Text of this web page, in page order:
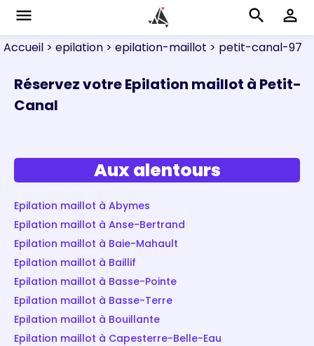
menu search perm_identity
Accueil > epilation > epilation-maillot > petit-canal-97
Réservez votre Epilation maillot à Petit-
Canal
Aux alentours
Epilation maillot à Abymes
Epilation maillot à Anse-Bertrand
Epilation maillot à Baie-Mahault
Epilation maillot à Baillif
Epilation maillot à Basse-Pointe
Epilation maillot à Basse-Terre
Epilation maillot à Bouillante
Epilation maillot à Capesterre-Belle-Eau